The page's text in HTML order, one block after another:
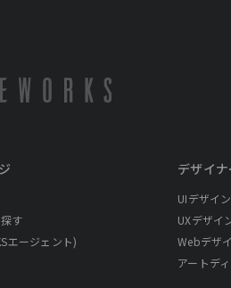
す
エージェント)
デザイ
UIデザイン
UXデザイ
Webデザ
アートデ